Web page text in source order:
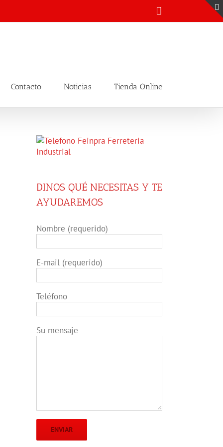
Contacto Noticias Tienda Online
DINOS QUÉ NECESITAS Y TE
AYUDAREMOS
Nombre (requerido)
E-mail (requerido)
Teléfono
Su mensaje